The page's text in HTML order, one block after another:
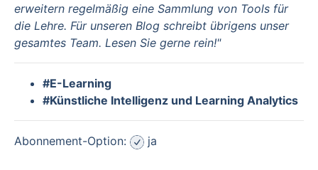
erweitern regelmäßig eine Sammlung von Tools für
die Lehre. Für unseren Blog schreibt übrigens unser
gesamtes Team. Lesen Sie gerne rein!"
#E-Learning
#Künstliche Intelligenz und Learning Analytics
Abonnement-Option: ja